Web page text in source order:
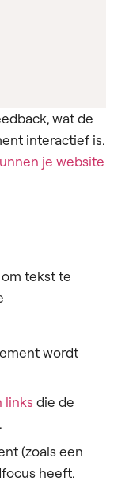
wat de
interactief is.
je website
tekst te
wordt
linksdie de
(zoals een
heeft.